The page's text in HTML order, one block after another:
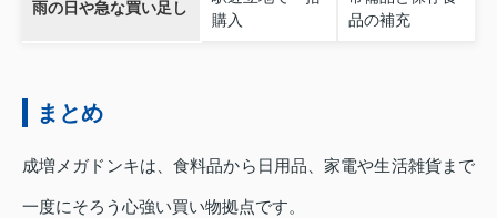
雨の日や急な買い足し
購入
品の補充
まとめ
成増メガドンキは、食料品から日用品、家電や生活雑貨まで
一度にそろう心強い買い物拠点です。